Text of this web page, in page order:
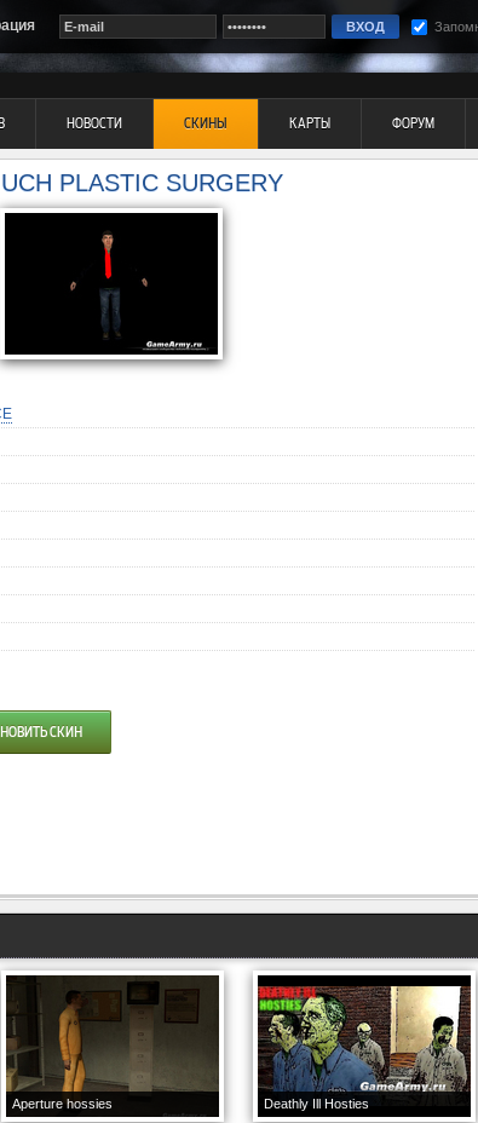
НОВОСТИ СКИНЫ КАРТЫ ФОРУМ
PLASTIC SURGERY
СКИН
Aperture hossies Deathly Ill Hosties